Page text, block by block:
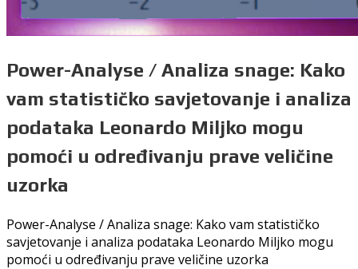
Power-Analyse / Analiza snage: Kako
vam statističko savjetovanje i analiza
podataka Leonardo Miljko mogu
pomoći u određivanju prave veličine
uzorka
Power-Analyse /Analiza snage: Kako vam statističko
savjetovanje i analiza podataka Leonardo Miljko mogu
pomoći u određivanju prave veličine uzorka